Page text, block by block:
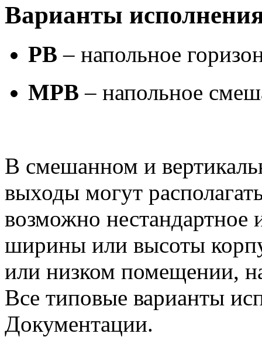
Варианты
PB – напольное
MPB – напольное
В смешанном и
выходы могут
возможно
ширины или высоты
или низком помещении,
Все типовые варианты
Документации.